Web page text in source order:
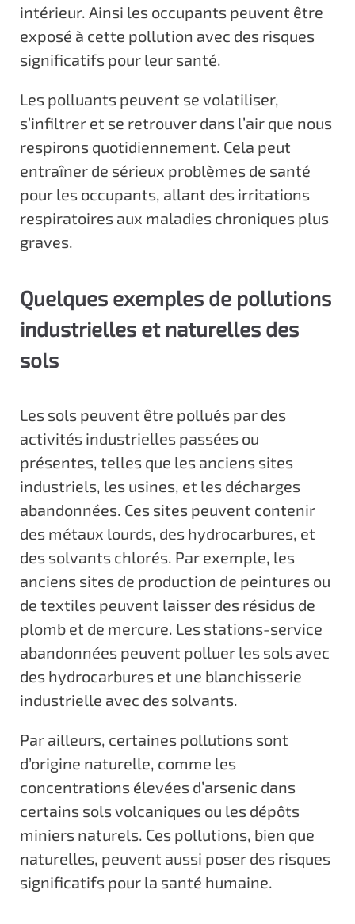
intérieur. Ainsi les occupants peuvent être
exposé à cette pollution avec des risques
significatifs pour leur santé.
Les polluants peuvent se volatiliser,
s’infiltrer et se retrouver dans l’air que nous
respirons quotidiennement. Cela peut
entraîner de sérieux problèmes de santé
pour les occupants, allant des irritations
respiratoires aux maladies chroniques plus
graves.
Quelques exemples de pollutions
industrielles et naturelles des
sols
Les sols peuvent être pollués par des
activités industrielles passées ou
présentes, telles que les anciens sites
industriels, les usines, et les décharges
abandonnées. Ces sites peuvent contenir
des métaux lourds, des hydrocarbures, et
des solvants chlorés. Par exemple, les
anciens sites de production de peintures ou
de textiles peuvent laisser des résidus de
plomb et de mercure. Les stations-service
abandonnées peuvent polluer les sols avec
des hydrocarbures et une blanchisserie
industrielle avec des solvants.
Par ailleurs, certaines pollutions sont
d’origine naturelle, comme les
concentrations élevées d’arsenic dans
certains sols volcaniques ou les dépôts
miniers naturels. Ces pollutions, bien que
naturelles, peuvent aussi poser des risques
significatifs pour la santé humaine.